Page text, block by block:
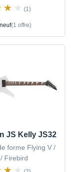
(1)
neuf(1 offre)
JS Kelly JS32
forme Flying V /
Firebird